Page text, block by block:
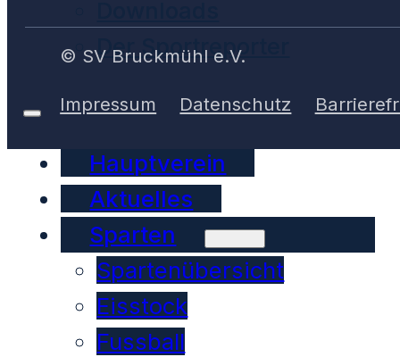
Der Sportreporter
Hauptverein
Aktuelles
Sparten
Spartenübersicht
Eisstock
Fussball
© SV Bruckmühl e.V.
Impressum Datenschutz